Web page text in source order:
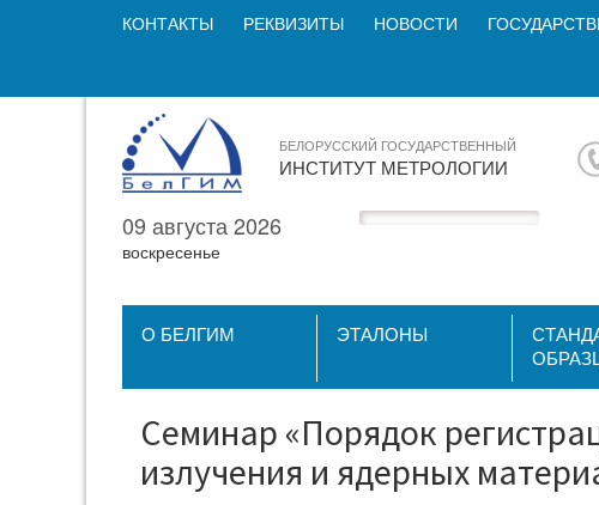
КОНТАКТЫ РЕКВИЗИТЫ НОВОСТИ
БЕЛОРУССКИЙ ГОСУДАРСТВЕННЫЙ
ИНСТИТУТ МЕТРОЛОГИИ
09 августа 2026
воскресенье
О БЕЛГИМ ЭТАЛОНЫ
Cеминар «Порядок
излучения и ядерных